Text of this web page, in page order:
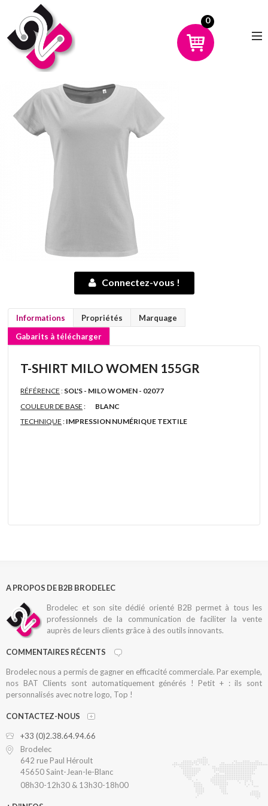
CHOISIR UN PRODUIT
AVANTAGES
MON COMPTE
CONTACT
0
Connectez-vous !
Informations Propriétés
Marquage
Gabarits à télécharger
T-SHIRT MILO WOMEN 155GR
RÉFÉRENCE : SOL'S - MILO WOMEN - 02077
COULEUR DE BASE :
BLANC
TECHNIQUE : IMPRESSION NUMÉRIQUE TEXTILE
A PROPOS DE B2B BRODELEC
Brodelec et son site dédié orienté B2B permet à tous les
professionnels de la communication de faciliter la vente
auprès de leurs clients grâce à des outils innovants.
COMMENTAIRES RÉCENTS
Brodelec nous a permis de gagner en efficacité commerciale. Par exemple,
nos BAT Clients sont automatiquement générés ! Petit + : ils sont
personnalisés avec notre logo, Top !
CONTACTEZ-NOUS
+33 (0)2.38.64.94.66
Brodelec
642 rue Paul Héroult
45650 Saint-Jean-le-Blanc
08h30-12h30 & 13h30-18h00